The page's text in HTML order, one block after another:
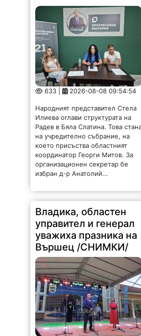
633 | 2026-08-08 09:54:54
Народният представител Стела
Илиева оглави структурата на
Радев в Бяла Слатина. Това стана
на учредително събрание, на
което присъства областният
координатор Георги Митов. За
организационен секретар бе
избран д-р Анатолий...
Владика, областен
управител и генерал
уважиха празника на
Вършец /СНИМКИ/